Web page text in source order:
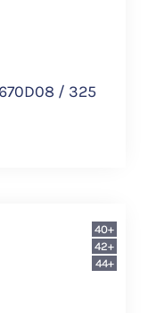
670D08 / 325
40+
42+
44+